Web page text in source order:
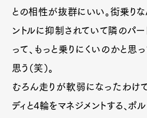
との相性が抜群にいい。街乗り
ントルに抑制されていて隣のパー
って、もっと乗りにくいのかと思
思う（笑）。
むろん走りが軟弱になったわけ
ディと4輪をマネジメントする、ポ